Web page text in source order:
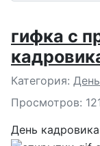
гифка с
Подробности
Категория:
Просмотров:
День